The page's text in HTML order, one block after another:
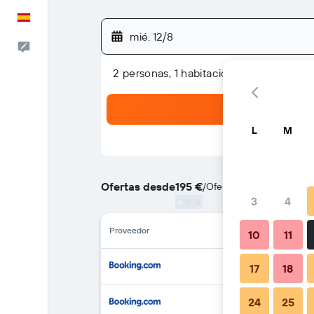
mié. 12/8
2 personas, 1 habitación
Ofertas desde195 €/Oferta más barata de
Proveedor
L M
3 4
10 11
17 18
24 25